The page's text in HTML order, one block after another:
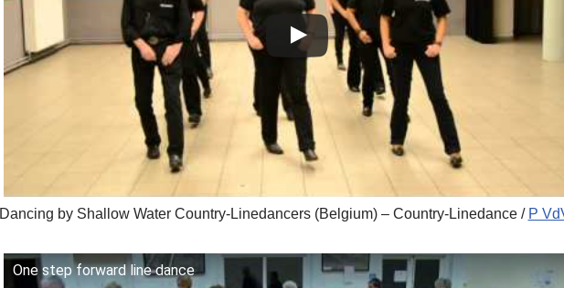
Dancing by Shallow Water Country-Linedancers (Belgium) – Country-Linedance / P
One step forward line dance